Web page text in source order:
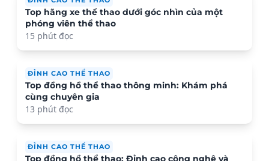
Top hãng xe thể thao dưới góc nhìn của một
phóng viên thể thao
15 phút đọc
ĐỈNH CAO THỂ THAO
Top đồng hồ thể thao thông minh: Khám phá
cùng chuyên gia
13 phút đọc
ĐỈNH CAO THỂ THAO
Top đồng hồ thể thao: Đỉnh cao công nghệ và